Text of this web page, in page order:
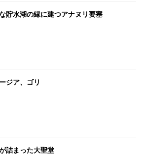
貯水湖の縁に建つアナヌリ要塞
ジア、ゴリ
詰まった大聖堂